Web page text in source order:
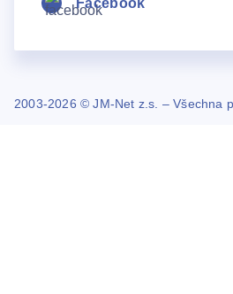
2003-2026 © JM-Net z.s. – Všechna